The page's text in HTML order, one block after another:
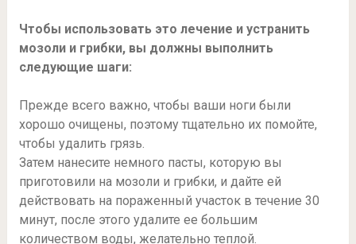
Чтобы использовать это лечение и устранить
мозоли и грибки, вы должны выполнить
следующие шаги:
Прежде всего важно, чтобы ваши ноги были
хорошо очищены, поэтому тщательно их помойте,
чтобы удалить грязь.
Затем нанесите немного пасты, которую вы
приготовили на мозоли и грибки, и дайте ей
действовать на пораженный участок в течение 30
минут, после этого удалите ее большим
количеством воды, желательно теплой.